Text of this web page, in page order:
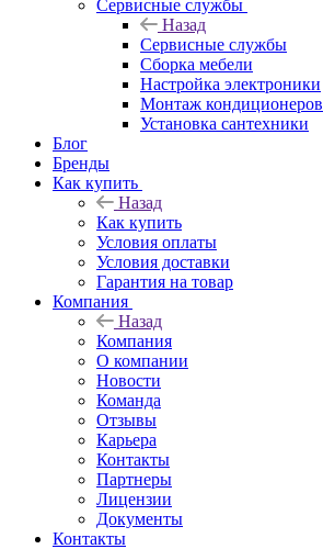
Сервисные службы
Назад
Сервисные службы
Сборка мебели
Настройка электроники
Монтаж кондиционеров
Установка сантехники
Блог
Бренды
Как купить
Назад
Как купить
Условия оплаты
Условия доставки
Гарантия на товар
Компания
Назад
Компания
О компании
Новости
Команда
Отзывы
Карьера
Контакты
Партнеры
Лицензии
Документы
Контакты